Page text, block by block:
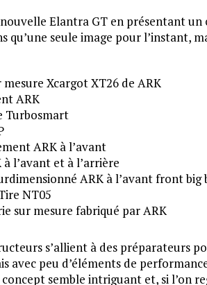
Elantra GT en présentant
qu’une seule image pour l’instant,
Xcargot XT26 de ARK
ARK
Turbosmart
ARK à l’avant
l’avant et à l’arrière
ARK à l’avant front big
NT05
sur mesure fabriqué par ARK
s’allient à des préparateurs
avec peu d’éléments de
concept semble intriguant et, si l’on